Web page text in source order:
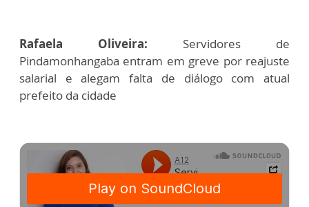
Rafaela Oliveira: Servidores de
Pindamonhangaba entram em greve por reajuste
salarial e alegam falta de diálogo com atual
prefeito da cidade